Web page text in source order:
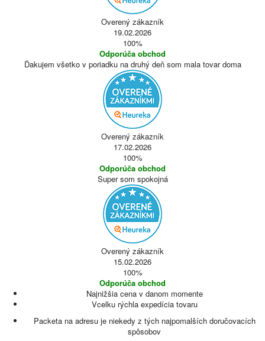
Overený zákazník
19.02.2026
100%
Odporúča obchod
Ďakujem všetko v poriadku na druhý deň som mala tovar doma
Overený zákazník
17.02.2026
100%
Odporúča obchod
Super som spokojná
Overený zákazník
15.02.2026
100%
Odporúča obchod
Najnižšia cena v danom momente
Vcelku rýchla expedícia tovaru
Packeta na adresu je niekedy z tých najpomalších doručovacích
spôsobov